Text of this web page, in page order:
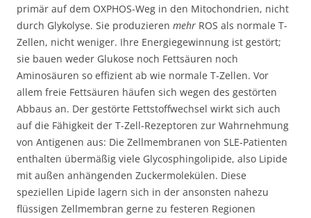
primär auf dem OXPHOS-Weg in den Mitochondrien, nicht
durch Glykolyse. Sie produzieren mehr ROS als normale T-
Zellen, nicht weniger. Ihre Energiegewinnung ist gestört;
sie bauen weder Glukose noch Fettsäuren noch
Aminosäuren so effizient ab wie normale T-Zellen. Vor
allem freie Fettsäuren häufen sich wegen des gestörten
Abbaus an. Der gestörte Fettstoffwechsel wirkt sich auch
auf die Fähigkeit der T-Zell-Rezeptoren zur Wahrnehmung
von Antigenen aus: Die Zellmembranen von SLE-Patienten
enthalten übermäßig viele Glycosphingolipide, also Lipide
mit außen anhängenden Zuckermolekülen. Diese
speziellen Lipide lagern sich in der ansonsten nahezu
flüssigen Zellmembran gerne zu festeren Regionen